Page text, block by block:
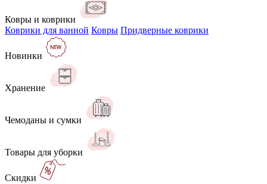
Ковры и коврики
Коврики для ванной Ковры Придверные коврики
Новинки
Хранение
Чемоданы и сумки
Товары для уборки
Скидки